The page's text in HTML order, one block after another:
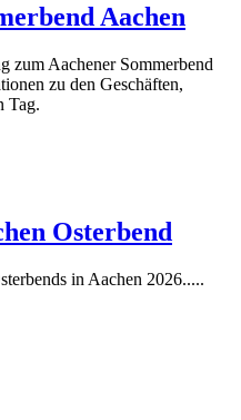
Aachen
zum Aachener Sommerbend
zu den Geschäften,
Tag.
Osterbend
in Aachen 2026.....